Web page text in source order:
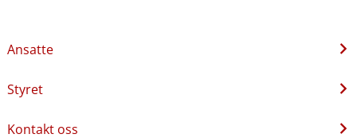
Ansatte
Styret
Kontakt oss